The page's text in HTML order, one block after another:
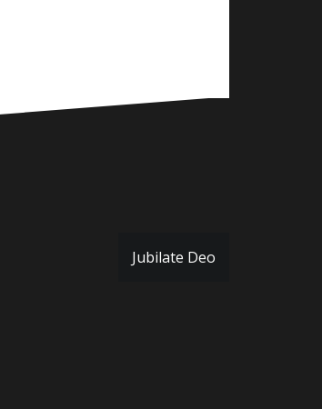
Jubilate Deo